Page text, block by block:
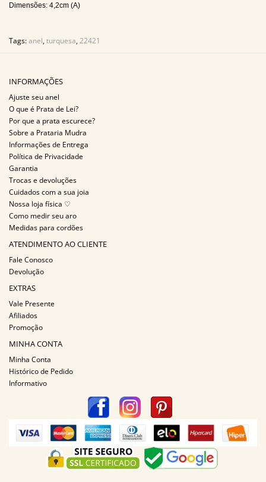
Dimensões: 4,2cm (A)
Tags:anel,turquesa,22421
INFORMAÇÕES
Ajuste seu anel
O que é Prata de Lei?
Por que a prata escurece?
Sobre a Prataria Mudra
Informações de Entrega
Política de Privacidade
Garantia
Trocas e devoluções
Cuidados com a sua joia
Nossa loja física ♡
Como medir seu aro
Medidas para cordões
ATENDIMENTO AO CLIENTE
Fale Conosco
Devolução
EXTRAS
Vale Presente
Afiliados
Promoção
MINHA CONTA
Minha Conta
Histórico de Pedido
Informativo